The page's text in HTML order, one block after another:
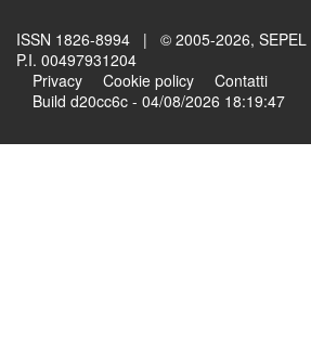
ISSN 1826-8994 | © 2005-2026, SEPEL
P.I. 00497931204
Privacy
Cookie policy
Contatti
Build d20cc6c - 04/08/2026 18:19:47